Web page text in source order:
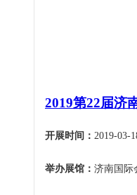
湖北
湖南
广西
物流仓储
烟草机械
医疗设备
9月
10月
12月
2019第22届济
开展时间： 2019-03-
举办展馆： 济南国际